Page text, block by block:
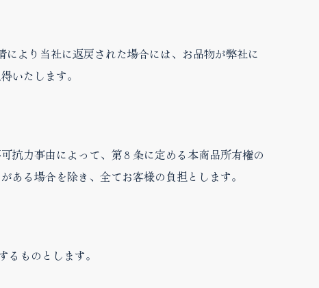
より当社に返戻された場合には、お品物が弊社に
いたします。
抗力事由によって、第８条に定める本商品所有権の
る場合を除き、全てお客様の負担とします。
ものとします。